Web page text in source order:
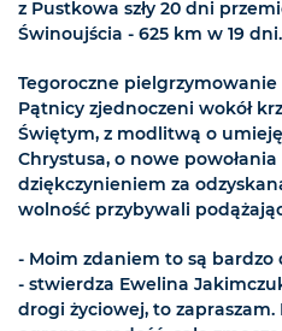
z Pustkowa szły 20 dni
Świnoujścia - 625 km w 19 dni.
Tegoroczne pielgrzymowanie
Pątnicy zjednoczeni wokół
Świętym, z modlitwą o
Chrystusa, o nowe
dziękczynieniem za
wolność przybywali
- Moim zdaniem to są
- stwierdza Ewelina
drogi życiowej, to